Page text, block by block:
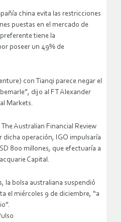
china evita las restricciones
puestas en el mercado de
tiene la
poseer un 49% de
con Tianqi parece negar el
dijo al FT Alexander
Markets.
Australian Financial Review
dicha operación, IGO impulsaría
800 millones, que efectuaría a
Capital.
la bolsa australiana suspendió
el miércoles 9 de diciembre, “a